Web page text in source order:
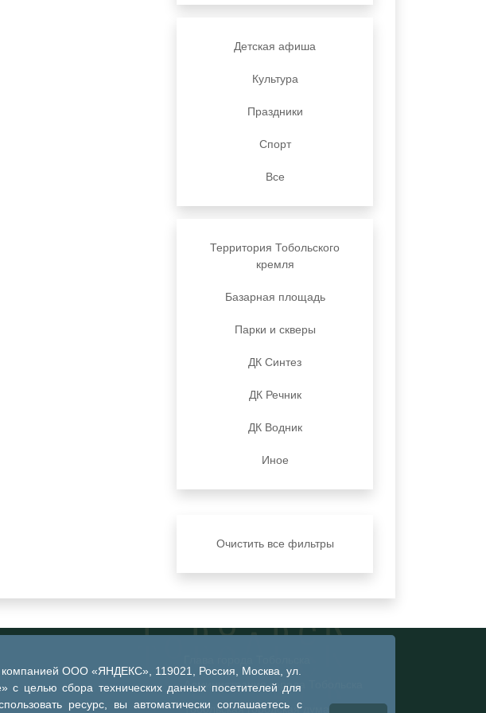
компанией ООО «ЯНДЕКС», 119021, Россия, Москва, ул.
целью сбора технических данных посетителей для
ресурс, вы автоматически соглашаетесь с
Детская афиша
Культура
Праздники
Спорт
Все
Территория Тобольского
кремля
Базарная площадь
Парки и скверы
ДК Синтез
ДК Речник
ДК Водник
Иное
Очистить все фильтры
Администрация города Тобольска
Тобольская городская дума